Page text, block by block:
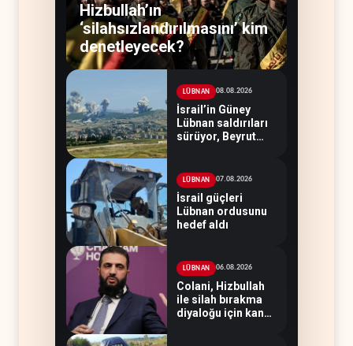
Hizbullah’ın
‘silahsızlandırılmasını’ kim
denetleyecek?
LÜBNAN 08.08.2026
İsrail’in Güney
Lübnan saldırıları
sürüyor, Beyrut
LÜBNAN 07.08.2026
İsrail güçleri
Lübnan ordusunu
hedef aldı
LÜBNAN 06.08.2026
Colani, Hizbullah
ile silah bırakma
diyaloğu için kanal